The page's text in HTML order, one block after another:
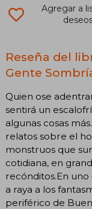
Agregar a
Reseña del
Gente
Quien ose
sentirá un
algunas cosas
relatos sobre el
monstruos que
cotidiana, en
recónditos.En
a raya a los
periférico de